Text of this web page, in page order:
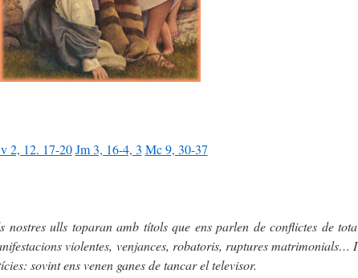
2, 12. 17-20 Jm 3, 16-4, 3 Mc 9, 30-37
nostres ulls toparan amb títols que ens parlen de conflictes de tota
violentes, venjances, robatoris, ruptures matrimonials… I
sovint ens venen ganes de tancar el televisor.